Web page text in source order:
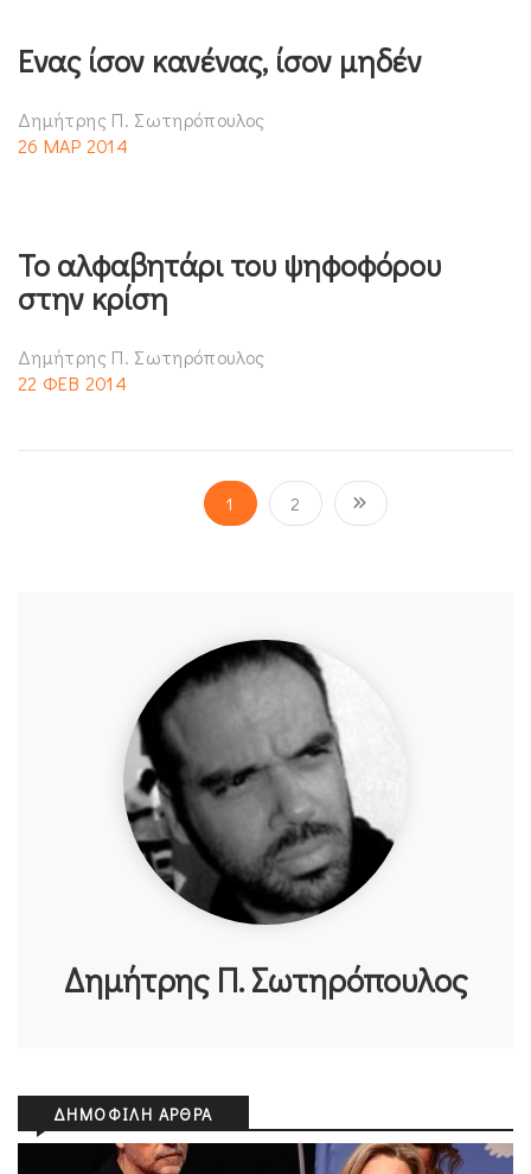
Ενας ίσον κανένας, ίσον μηδέν
Δημήτρης Π. Σωτηρόπουλος
26 ΜΑΡ 2014
Το αλφαβητάρι του ψηφοφόρου
στην κρίση
Δημήτρης Π. Σωτηρόπουλος
22 ΦΕΒ 2014
1 2
Δημήτρης Π. Σωτηρόπουλος
ΔΗΜΟΦΙΛΉ ΆΡΘΡΑ